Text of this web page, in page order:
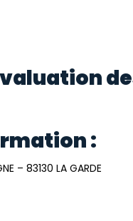
:
– 83130 LA GARDE